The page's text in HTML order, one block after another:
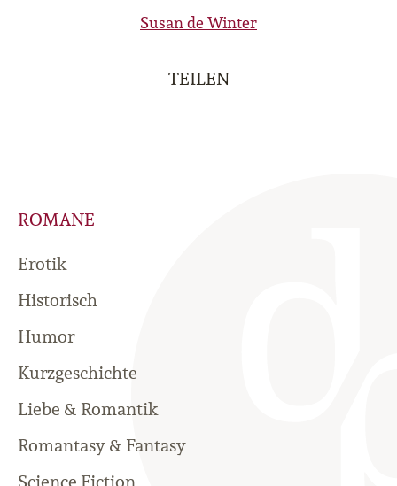
Susan de Winter
TEILEN
ROMANE
Erotik
Historisch
Humor
Kurzgeschichte
Liebe & Romantik
Romantasy & Fantasy
Science Fiction